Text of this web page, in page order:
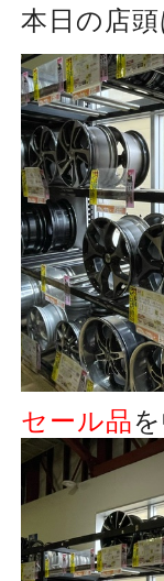
本日の店頭
セール品